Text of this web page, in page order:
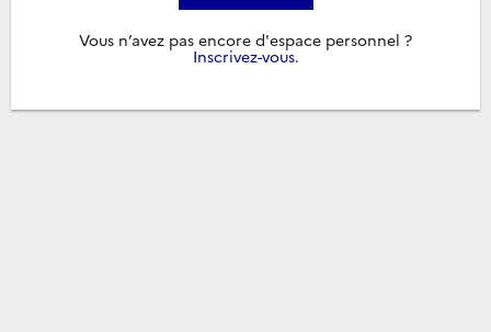
Vous n’avez pas encore d'espace personnel ?
Inscrivez-vous.